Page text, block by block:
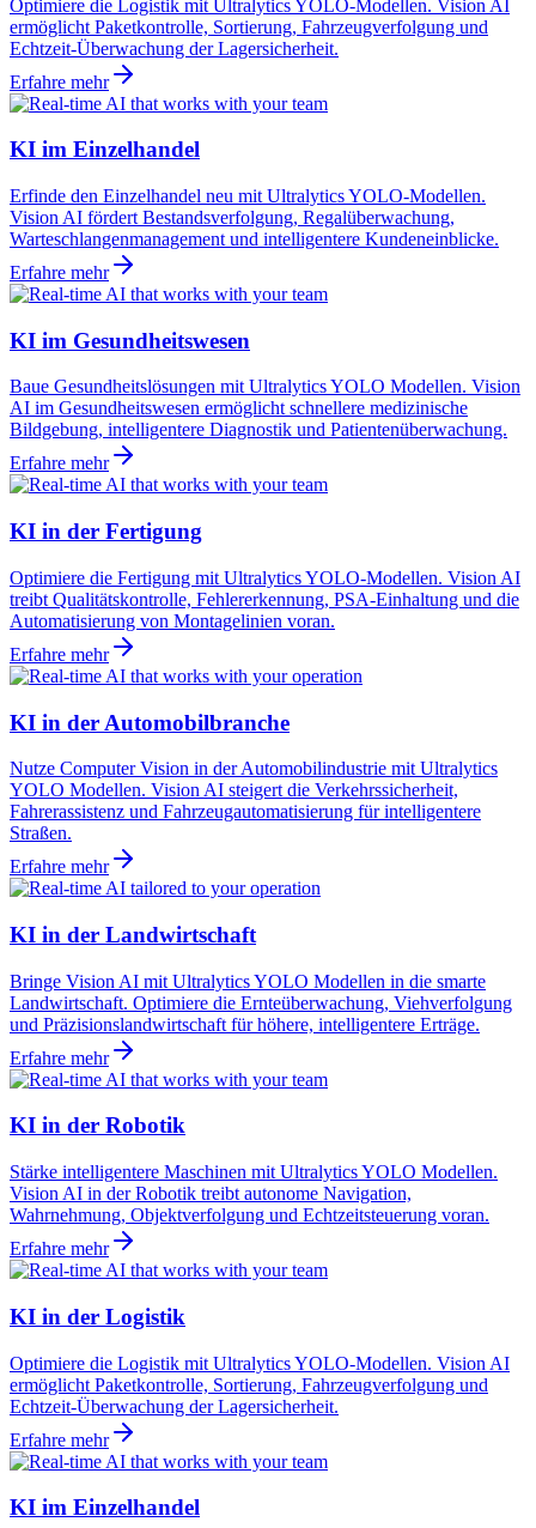
Optimiere die Logistik mit Ultralytics YOLO-Modellen. Vision AI
ermöglicht Paketkontrolle, Sortierung, Fahrzeugverfolgung und
Echtzeit-Überwachung der Lagersicherheit.
Erfahre mehr
KI im Einzelhandel
Erfinde den Einzelhandel neu mit Ultralytics YOLO-Modellen.
Vision AI fördert Bestandsverfolgung, Regalüberwachung,
Warteschlangenmanagement und intelligentere Kundeneinblicke.
Erfahre mehr
KI im Gesundheitswesen
Baue Gesundheitslösungen mit Ultralytics YOLO Modellen. Vision
AI im Gesundheitswesen ermöglicht schnellere medizinische
Bildgebung, intelligentere Diagnostik und Patientenüberwachung.
Erfahre mehr
KI in der Fertigung
Optimiere die Fertigung mit Ultralytics YOLO-Modellen. Vision AI
treibt Qualitätskontrolle, Fehlererkennung, PSA-Einhaltung und die
Automatisierung von Montagelinien voran.
Erfahre mehr
KI in der Automobilbranche
Nutze Computer Vision in der Automobilindustrie mit Ultralytics
YOLO Modellen. Vision AI steigert die Verkehrssicherheit,
Fahrerassistenz und Fahrzeugautomatisierung für intelligentere
Straßen.
Erfahre mehr
KI in der Landwirtschaft
Bringe Vision AI mit Ultralytics YOLO Modellen in die smarte
Landwirtschaft. Optimiere die Ernteüberwachung, Viehverfolgung
und Präzisionslandwirtschaft für höhere, intelligentere Erträge.
Erfahre mehr
KI in der Robotik
Stärke intelligentere Maschinen mit Ultralytics YOLO Modellen.
Vision AI in der Robotik treibt autonome Navigation,
Wahrnehmung, Objektverfolgung und Echtzeitsteuerung voran.
Erfahre mehr
KI in der Logistik
Optimiere die Logistik mit Ultralytics YOLO-Modellen. Vision AI
ermöglicht Paketkontrolle, Sortierung, Fahrzeugverfolgung und
Echtzeit-Überwachung der Lagersicherheit.
Erfahre mehr
KI im Einzelhandel